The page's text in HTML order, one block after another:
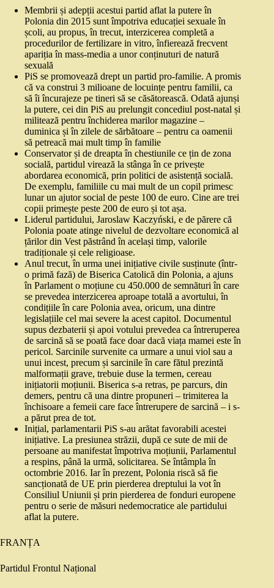
Membrii și adepții acestui partid aflat la putere în
Polonia din 2015 sunt împotriva educației sexuale în
școli, au propus, în trecut, interzicerea completă a
procedurilor de fertilizare in vitro, înfierează frecvent
apariția în mass-media a unor conținuturi de natură
sexuală
PiS se promovează drept un partid pro-familie. A promis
că va construi 3 milioane de locuințe pentru familii, ca
să îi încurajeze pe tineri să se căsătorească. Odată ajunși
la putere, cei din PiS au prelungit concediul post-natal și
militează pentru închiderea marilor magazine –
duminica și în zilele de sărbătoare – pentru ca oamenii
să petreacă mai mult timp în familie
Conservator și de dreapta în chestiunile ce țin de zona
socială, partidul virează la stânga în ce privește
abordarea economică, prin politici de asistență socială.
De exemplu, familiile cu mai mult de un copil primesc
lunar un ajutor social de peste 100 de euro. Cine are trei
copii primește peste 200 de euro și tot așa.
Liderul partidului, Jaroslaw Kaczyński, e de părere că
Polonia poate atinge nivelul de dezvoltare economică al
țărilor din Vest păstrând în același timp, valorile
tradiționale și cele religioase.
Anul trecut, în urma unei inițiative civile susținute (într-
o primă fază) de Biserica Catolică din Polonia, a ajuns
în Parlament o moțiune cu 450.000 de semnături în care
se prevedea interzicerea aproape totală a avortului, în
condițiile în care Polonia avea, oricum, una dintre
legislațiile cel mai severe la acest capitol. Documentul
supus dezbaterii și apoi votului prevedea ca întreruperea
de sarcină să se poată face doar dacă viața mamei este în
pericol. Sarcinile survenite ca urmare a unui viol sau a
unui incest, precum și sarcinile în care fătul prezintă
malformații grave, trebuie duse la termen, cereau
inițiatorii moțiunii. Biserica s-a retras, pe parcurs, din
demers, pentru că una dintre propuneri – trimiterea la
închisoare a femeii care face întrerupere de sarcină – i s-
a părut prea de tot.
Inițial, parlamentarii PiS s-au arătat favorabili acestei
inițiative. La presiunea străzii, după ce sute de mii de
persoane au manifestat împotriva moțiunii, Parlamentul
a respins, până la urmă, solicitarea. Se întâmpla în
octombrie 2016. Iar în prezent, Polonia riscă să fie
sancționată de UE prin pierderea dreptului la vot în
Consiliul Uniunii și prin pierderea de fonduri europene
pentru o serie de măsuri nedemocratice ale partidului
aflat la putere.
FRANȚA
Partidul Frontul Național